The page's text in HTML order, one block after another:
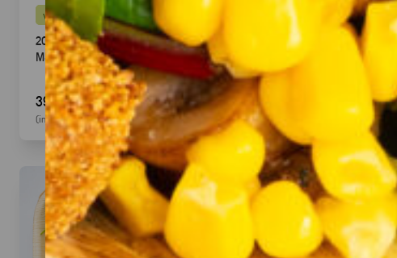
vegetarisch
20 knusprige Halloumi Sticks im Fadenteig mit Honig
Mascarpone Dip
39,90 €
(inkl. MwSt.)